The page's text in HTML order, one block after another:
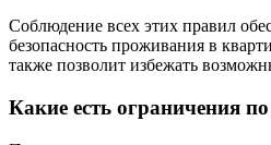
Соблюдение всех этих правил
безопасность проживания в
также позволит избежать
Какие есть ограничения